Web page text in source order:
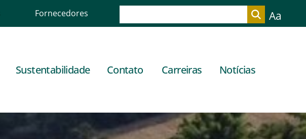
Sustentabilidade Contato Carreiras Notícias
Fornecedores Aa